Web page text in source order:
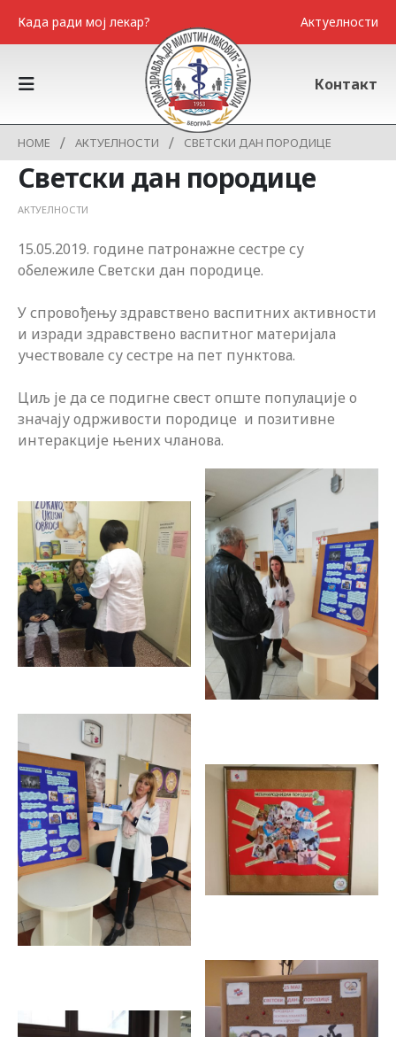
Када ради мој лекар? Актуелности
Контакт
HOME АКТУЕЛНОСТИ СВЕТСКИ ДАН ПОРОДИЦЕ
Светски дан породице
АКТУЕЛНОСТИ
15.05.2019. године патронажне сестре су
обележиле Светски дан породице.
У спровођењу здравствено васпитних активности
и изради здравствено васпитног материјала
учествовале су сестре на пет пунктова.
Циљ је да се подигне свест опште популације о
значају одрживости породице и позитивне
интеракције њених чланова.